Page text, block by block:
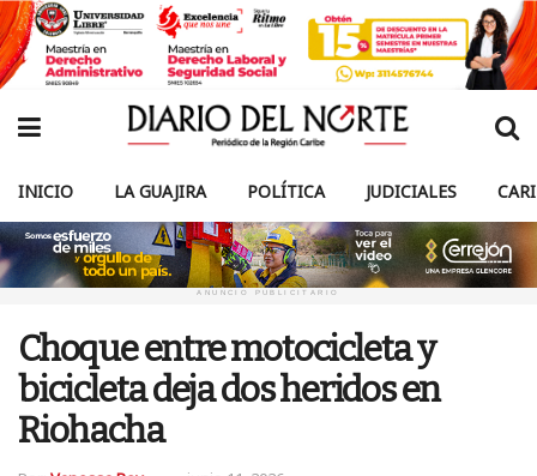
INICIO LA GUAJIRA POLÍTICA JUDICIALES
ANUNCIO PUBLICITARIO
Choque entre motocicleta y
bicicleta deja dos heridos en
Riohacha